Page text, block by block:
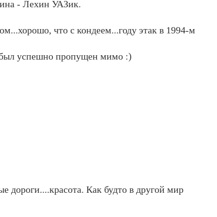
- Лехин УАЗик.
что с кондеем...году этак в 1994-м
был успешно пропущен мимо :)
дороги....красота. Как будто в другой мир